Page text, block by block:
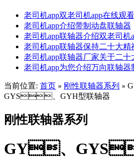
老司机app双老司机app在线观
老司机app介绍带制动盘联轴器
老司机app联轴器介绍双老司机
老司机app联轴器保持二十大精
老司机app联轴器厂家关于二十
老司机app为您介绍万向联轴器
当前位置: 首页 » 刚性联轴器系列 »
GYS、GYH型联轴器
刚性联轴器系列
GY、